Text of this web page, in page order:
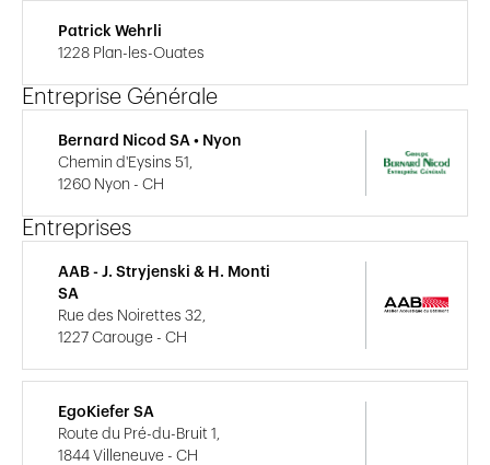
Patrick Wehrli
1228 Plan-les-Ouates
Entreprise Générale
Bernard Nicod SA • Nyon
Chemin d'Eysins 51,
1260 Nyon - CH
Entreprises
AAB - J. Stryjenski & H. Monti
SA
Rue des Noirettes 32,
1227 Carouge - CH
EgoKiefer SA
Route du Pré-du-Bruit 1,
1844 Villeneuve - CH